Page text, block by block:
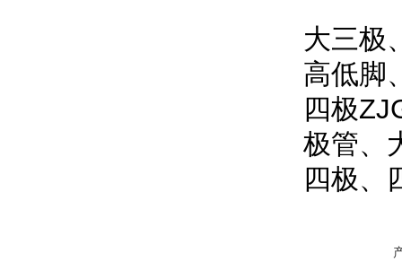
大三极
高低脚
四极
极管、
四极、